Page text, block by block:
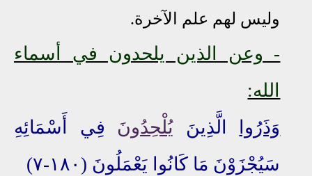
وليس لهم علم الآخرة.
- وعن الذين يلحدون في أسماء
الله:
وَذَرُوا
الَّذِينَ يُلْحِدُونَ فِي أَسْمَائِهِ
سَيُجْزَوْنَ مَا كَانُوا يَعْمَلُونَ (١٨٠-٧)